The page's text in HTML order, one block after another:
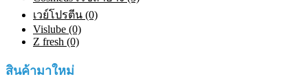
เวย์โปรตีน (0)
Vislube (0)
Z fresh (0)
สินค้ามาใหม่